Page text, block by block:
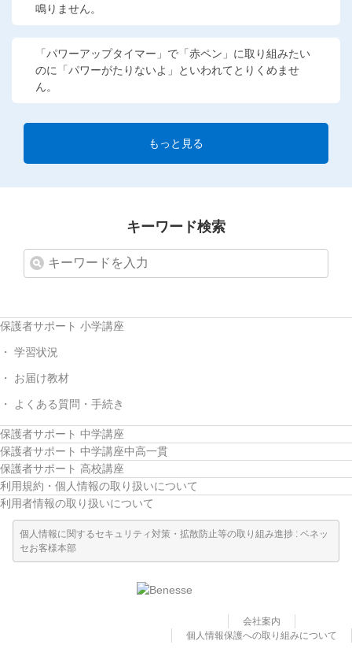
鳴りません。
「パワーアップタイマー」で「赤ペン」に取り組みたい
のに「パワーがたりないよ」といわれてとりくめませ
ん。
もっと見る
キーワード検索
保護者サポート 小学講座
学習状況
お届け教材
よくある質問・手続き
保護者サポート 中学講座
保護者サポート 中学講座中高一貫
保護者サポート 高校講座
利用規約・個人情報の取り扱いについて
利用者情報の取り扱いについて
個人情報に関するセキュリティ対策・拡散防止等の取り組み進捗 : ベネッ
セお客様本部
会社案内
個人情報保護への取り組みについて